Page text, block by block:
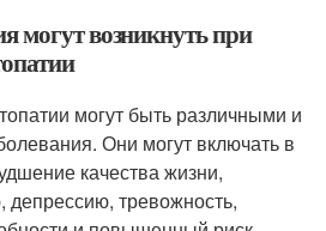
могут возникнуть при
могут быть различными и
Они могут включать в
качества жизни,
тревожность,